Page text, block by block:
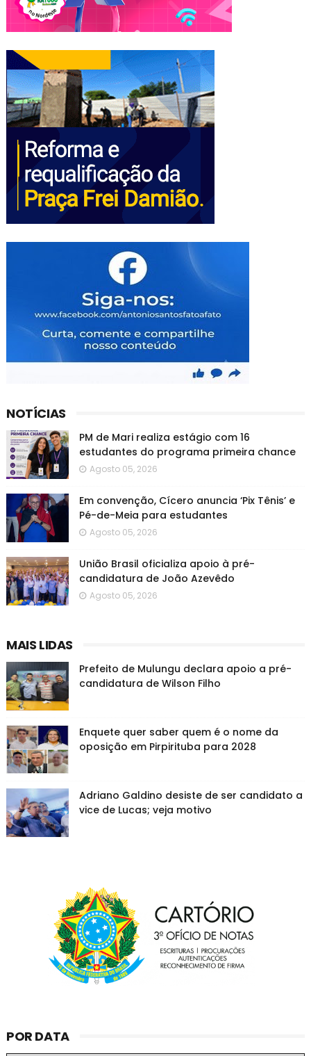
NOTÍCIAS
PM de Mari realiza estágio com 16
estudantes do programa primeira chance
Agosto 05, 2026
Em convenção, Cícero anuncia ‘Pix Tênis’ e
Pé-de-Meia para estudantes
Agosto 05, 2026
União Brasil oficializa apoio à pré-
candidatura de João Azevêdo
Agosto 05, 2026
MAIS LIDAS
Prefeito de Mulungu declara apoio a pré-
candidatura de Wilson Filho
Enquete quer saber quem é o nome da
oposição em Pirpirituba para 2028
Adriano Galdino desiste de ser candidato a
vice de Lucas; veja motivo
POR DATA